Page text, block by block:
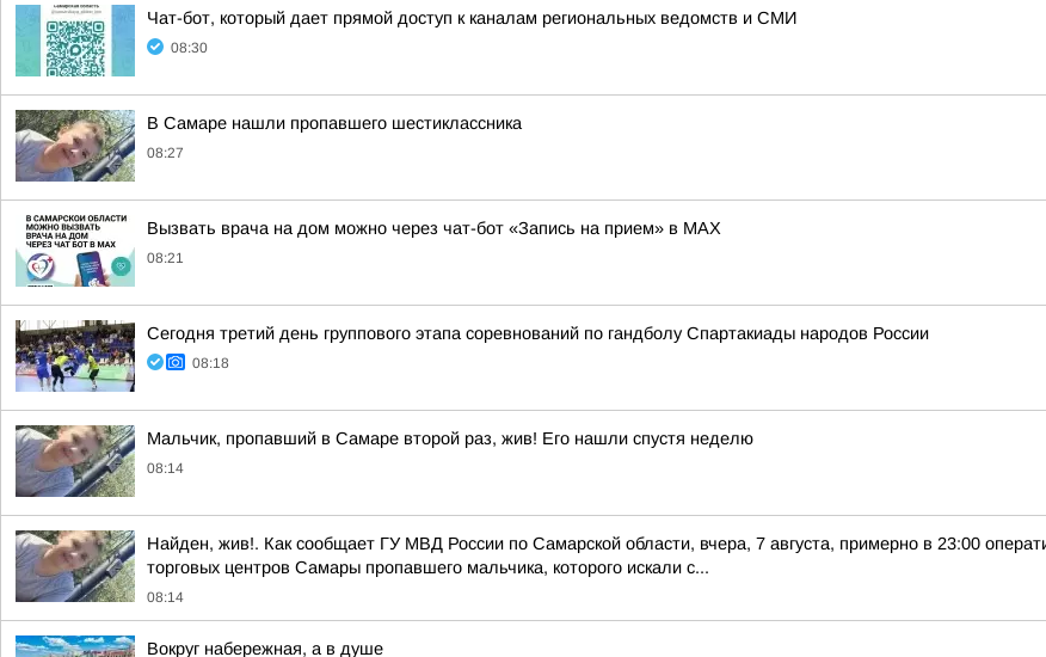
Чат-бот, который дает прямой доступ к каналам региональных ведомств и СМИ
08:30
В Самаре нашли пропавшего шестиклассника
08:27
Вызвать врача на дом можно через чат-бот «Запись на прием» в MAX
08:21
Сегодня третий день группового этапа соревнований по гандболу Спартакиады народов России
08:18
Мальчик, пропавший в Самаре второй раз, жив! Его нашли спустя неделю
08:14
Найден, жив!. Как сообщает ГУ МВД России по Самарской области, вчера, 7 августа, примерно в 23:00
торговых центров Самары пропавшего мальчика, которого искали с...
08:14
Вокруг набережная, а в душе